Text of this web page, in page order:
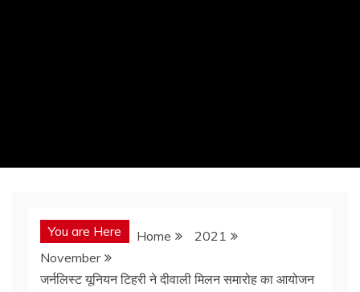
You are Here Home
2021
November
जर्नलिस्ट यूनियन टिहरी ने दीवाली मिलन समारोह का आयोजन